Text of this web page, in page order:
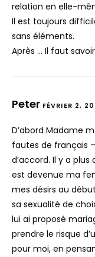
relation en elle-
Il est toujours
sans éléments.
Après … Il faut
Peter FÉVRIER 2,
D’abord Madame
fautes de français
d’accord. Il y a
est devenue ma
mes désirs au
sa sexualité de
lui ai proposé
prendre le risque
pour moi, en